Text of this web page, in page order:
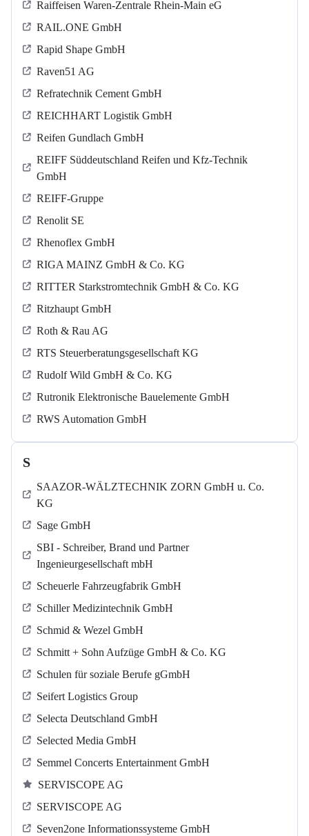
Raiffeisen Waren-Zentrale Rhein-Main eG
RAIL.ONE GmbH
Rapid Shape GmbH
Raven51 AG
Refratechnik Cement GmbH
REICHHART Logistik GmbH
Reifen Gundlach GmbH
REIFF Süddeutschland Reifen und Kfz-Technik
GmbH
REIFF-Gruppe
Renolit SE
Rhenoflex GmbH
RIGA MAINZ GmbH & Co. KG
RITTER Starkstromtechnik GmbH & Co. KG
Ritzhaupt GmbH
Roth & Rau AG
RTS Steuerberatungsgesellschaft KG
Rudolf Wild GmbH & Co. KG
Rutronik Elektronische Bauelemente GmbH
RWS Automation GmbH
S
SAAZOR-WÄLZTECHNIK ZORN GmbH u. Co.
KG
Sage GmbH
SBI - Schreiber, Brand und Partner
Ingenieurgesellschaft mbH
Scheuerle Fahrzeugfabrik GmbH
Schiller Medizintechnik GmbH
Schmid & Wezel GmbH
Schmitt + Sohn Aufzüge GmbH & Co. KG
Schulen für soziale Berufe gGmbH
Seifert Logistics Group
Selecta Deutschland GmbH
Selected Media GmbH
Semmel Concerts Entertainment GmbH
SERVISCOPE AG
SERVISCOPE AG
Seven2one Informationssysteme GmbH